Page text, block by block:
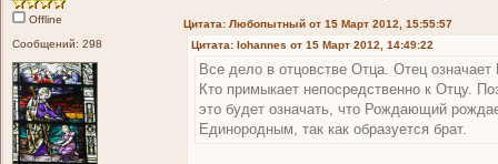
Offline
Сообщений: 298
Цитата: Любопытный от 15 Март 2012, 15:55:57
Цитата: Iohannes от 15 Март 2012, 14:49:22
Все дело в отцовстве Отца. Отец
Кто примыкает непосредственно к Отцу.
это будет означать, что Рождающий
Единородным, так как образуется брат.